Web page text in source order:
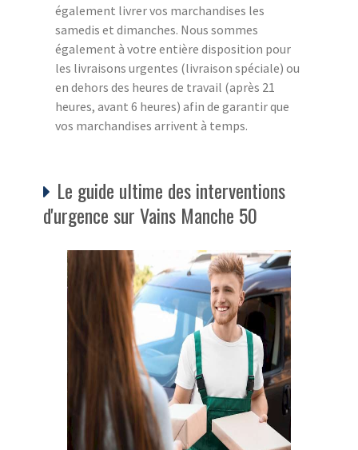
également livrer vos marchandises les
samedis et dimanches. Nous sommes
également à votre entière disposition pour
les livraisons urgentes (livraison spéciale) ou
en dehors des heures de travail (après 21
heures, avant 6 heures) afin de garantir que
vos marchandises arrivent à temps.
Le guide ultime des interventions
d'urgence sur Vains Manche 50